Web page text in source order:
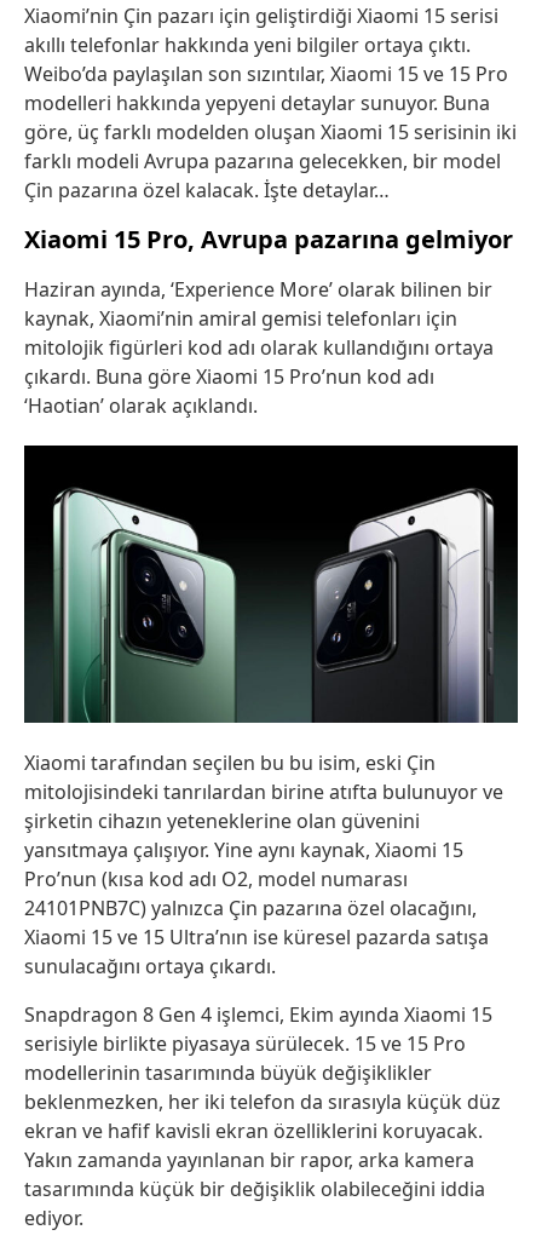
Xiaomi’nin Çin pazarı için geliştirdiği Xiaomi 15 serisi
akıllı telefonlar hakkında yeni bilgiler ortaya çıktı.
Weibo’da paylaşılan son sızıntılar, Xiaomi 15 ve 15 Pro
modelleri hakkında yepyeni detaylar sunuyor. Buna
göre, üç farklı modelden oluşan Xiaomi 15 serisinin iki
farklı modeli Avrupa pazarına gelecekken, bir model
Çin pazarına özel kalacak. İşte detaylar…
Xiaomi 15 Pro, Avrupa pazarına gelmiyor
Haziran ayında, ‘Experience More’ olarak bilinen bir
kaynak, Xiaomi’nin amiral gemisi telefonları için
mitolojik figürleri kod adı olarak kullandığını ortaya
çıkardı. Buna göre Xiaomi 15 Pro’nun kod adı
‘Haotian’ olarak açıklandı.
Xiaomi tarafından seçilen bu bu isim, eski Çin
mitolojisindeki tanrılardan birine atıfta bulunuyor ve
şirketin cihazın yeteneklerine olan güvenini
yansıtmaya çalışıyor. Yine aynı kaynak, Xiaomi 15
Pro’nun (kısa kod adı O2, model numarası
24101PNB7C) yalnızca Çin pazarına özel olacağını,
Xiaomi 15 ve 15 Ultra’nın ise küresel pazarda satışa
sunulacağını ortaya çıkardı.
Snapdragon 8 Gen 4 işlemci, Ekim ayında Xiaomi 15
serisiyle birlikte piyasaya sürülecek. 15 ve 15 Pro
modellerinin tasarımında büyük değişiklikler
beklenmezken, her iki telefon da sırasıyla küçük düz
ekran ve hafif kavisli ekran özelliklerini koruyacak.
Yakın zamanda yayınlanan bir rapor, arka kamera
tasarımında küçük bir değişiklik olabileceğini iddia
ediyor.